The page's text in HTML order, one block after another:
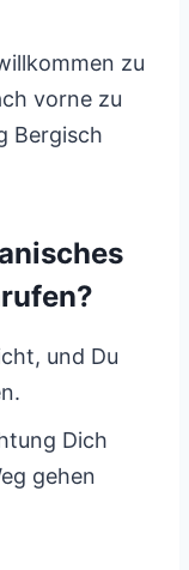
zu
vorne zu
Bergisch
und Du
Dich
gehen